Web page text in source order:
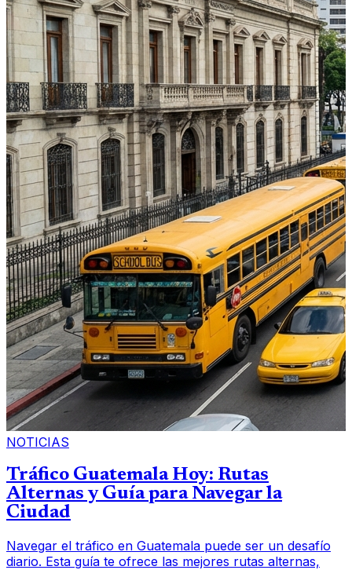
NOTICIAS
Tráfico Guatemala Hoy: Rutas
Alternas y Guía para Navegar la
Ciudad
Navegar el tráfico en Guatemala puede ser un desafío
diario. Esta guía te ofrece las mejores rutas alternas,